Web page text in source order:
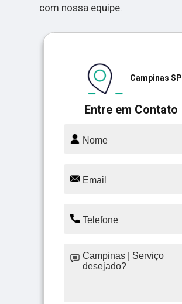
com nossa equipe.
Entre em Contato
Campinas SP